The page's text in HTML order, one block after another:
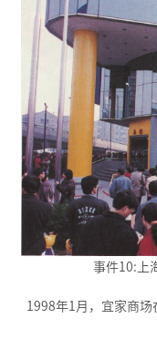
事件10:上
1998年1月，宜家商